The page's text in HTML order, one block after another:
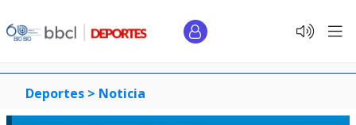
Deportes > Noticia